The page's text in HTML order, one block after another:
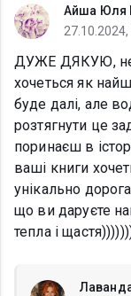
Айша Юля
ДУЖЕ ДЯКУЮ,
хочеться як
буде далі, але
розтягнути це
поринаєш в
ваші книги
унікально
що ви даруєте
тепла і